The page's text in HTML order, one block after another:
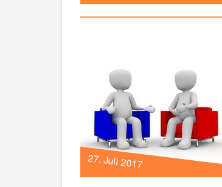
27. Juli 2017